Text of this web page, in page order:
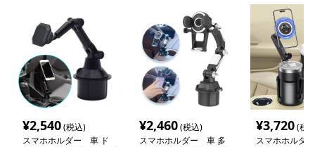
¥2,540(税込)
スマホホルダー 車 ド
¥2,460(税込)
スマホホルダー 車 多
¥3,720(税
スマホホルダ